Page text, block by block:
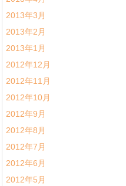
2013年3月
2013年2月
2013年1月
2012年12月
2012年11月
2012年10月
2012年9月
2012年8月
2012年7月
2012年6月
2012年5月